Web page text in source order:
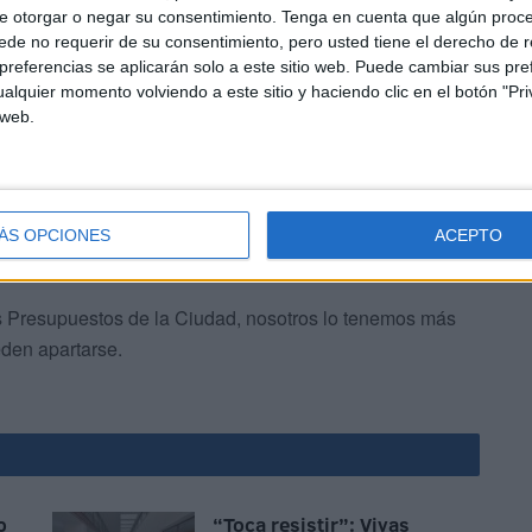
otorgar o negar su consentimiento. Tenga en cuenta que algún
no requerir de su consentimiento, pero usted tiene el derecho de
se aplicarán solo a este sitio web. Puede cambiar sus
momento volviendo a este sitio y haciendo clic en el botón
OPCIONES ACEPTO
sin ser increpado se hace harto difícil, mi
recibo presiones orquestadas por chiringuitos
tergiversan el significado de mis palabras,
precio que decidí libre y conscientemente asumir para
de la Ciudad, nosotros lo tenemos más
apartarse.
“Toca resistir”: Vivas